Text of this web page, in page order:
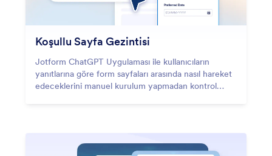
Koşullu Sayfa Gezintisi
Jotform ChatGPT Uygulaması ile kullanıcıların
yanıtlarına göre form sayfaları arasında nasıl hareket
edeceklerini manuel kurulum yapmadan kontrol